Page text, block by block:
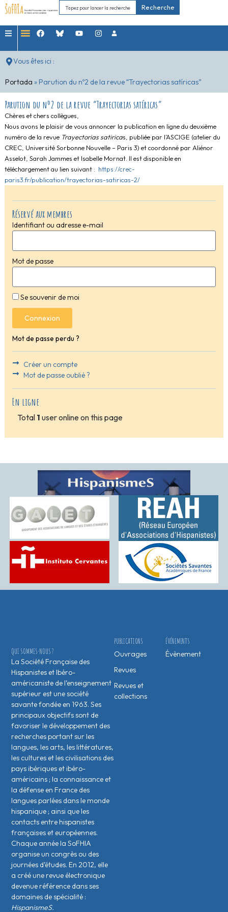
Recherche
Vous êtes ici :
Portada » Parution du nº2 de la revue “Trayectorias satíricas”
Réservé aux membres
Identifiant ou adresse e-mail
Mot de passe
Se souvenir de moi
Connexion
Mot de passe perdu ?
Créer un compte
Mot de passe oublié ?
En ligne
Total 1 user online on this page
Parution du nº2 de la revue “Trayectorias satíricas”
Chères et chers collègues,
Nous avons le plaisir de vous annoncer la publication en ligne du deuxième
numéro de la revue Trayectoriassatiricas, publiée par l’ASCIGE (atelier du
CREC, Université Sorbonne Nouvelle – Paris 3) et coordonné par Aliénor
Asselot, Sarah Jammes et Isabelle Mornat. Il est disponible en
téléchargement au lien suivant : https://crec-
paris3.fr/publication/trayectorias-satiricas-2/
ÉVÉNEMENTS
Évènement
PUBLICATIONS
Ouvrages
Revues
Revues et
collections
QUI SOMMES-NOUS ?
La Société Française des
Hispanistes et Ibéro-
américaniste de l’enseignement
supérieur est une société
savante fondée en 1963. Ses
principaux objectifs sont de
favoriser le développement des
recherches portant sur les
langues, les arts, les littératures,
les cultures et les civilisations des
pays ibériques et ibéro-
américains ; la connaissance et
la défense en France des
langues parlées dans le monde
hispanique ; ainsi que les
contacts entre hispanistes
français·es et européen·nes.
Chaque année la SoFHIA
organise un congrès ou des
journées d’études. En 2012, elle
a créé une revue électronique
devenue référence dans ses
domaines de spécialité :
HispanismeS.